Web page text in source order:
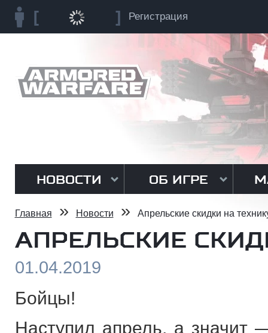
Регистрация
НОВОСТИ ОБ ИГРЕ
Главная » Новости » Апрельские скидки на
АПРЕЛЬСКИЕ
01.04.2019
Бойцы!
Наступил апрель, а